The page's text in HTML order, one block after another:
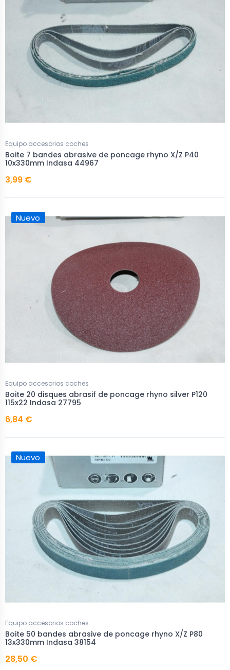
Equipo accesorios coches
Boite 7 bandes abrasive de poncage rhyno X/Z P40
10x330mm Indasa 44967
3,99 €
Nuevo
Equipo accesorios coches
Boite 20 disques abrasif de poncage rhyno silver P120
115x22 Indasa 27795
6,84 €
Nuevo
Equipo accesorios coches
Boite 50 bandes abrasive de poncage rhyno X/Z P80
13x330mm Indasa 38154
28,50 €